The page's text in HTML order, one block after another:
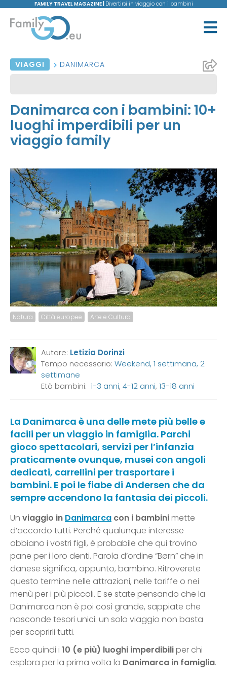
FAMILY TRAVEL MAGAZINE | Divertirsi in viaggio con i bambini
VIAGGI DANIMARCA
Danimarca con i bambini: 10+
luoghi imperdibili per un
viaggio family
Natura Città europee Arte e Cultura
Autore: Letizia Dorinzi
Tempo necessario:Weekend, 1 settimana, 2
settimane
Età bambini:1-3 anni,4-12 anni,13-18 anni
La Danimarca è una delle mete più belle e
facili per un viaggio in famiglia. Parchi
gioco spettacolari, servizi per l’infanzia
praticamente ovunque, musei con angoli
dedicati, carrellini per trasportare i
bambini. E poi le fiabe di Andersen che da
sempre accendono la fantasia dei piccoli.
Un viaggio in Danimarca con i bambinimette
d’accordo tutti. Perché qualunque interesse
abbiano i vostri figli, è probabile che qui trovino
pane per i loro denti. Parola d’ordine “Børn” che in
danese significa, appunto, bambino. Ritroverete
questo termine nelle attrazioni, nelle tariffe o nei
menù per i più piccoli. E se state pensando che la
Danimarca non è poi così grande, sappiate che
nasconde tesori unici: un solo viaggio non basta
per scoprirli tutti.
Ecco quindi i 10 (e più) luoghi imperdibiliper chi
esplora per la prima volta la Danimarca in famiglia.